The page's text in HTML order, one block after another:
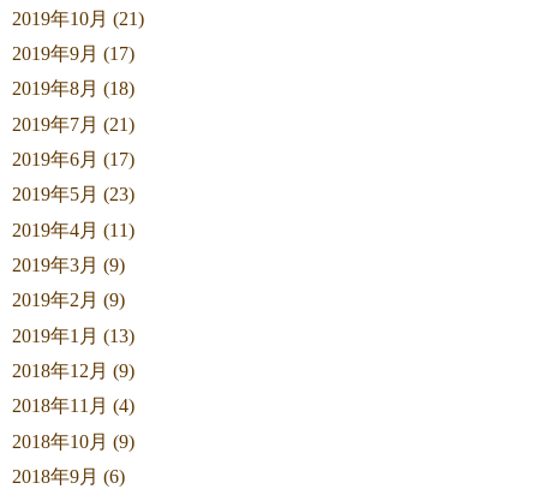
2019年10月 (21)
2019年9月 (17)
2019年8月 (18)
2019年7月 (21)
2019年6月 (17)
2019年5月 (23)
2019年4月 (11)
2019年3月 (9)
2019年2月 (9)
2019年1月 (13)
2018年12月 (9)
2018年11月 (4)
2018年10月 (9)
2018年9月 (6)